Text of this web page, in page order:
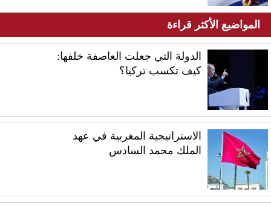
المواضيع الأكثر قراءة
الدولة التي جعلت العاصفة خلفها:
كيف تكسب تركيا؟
الاستراتيجية المغربية في عهد
الملك محمد السادس